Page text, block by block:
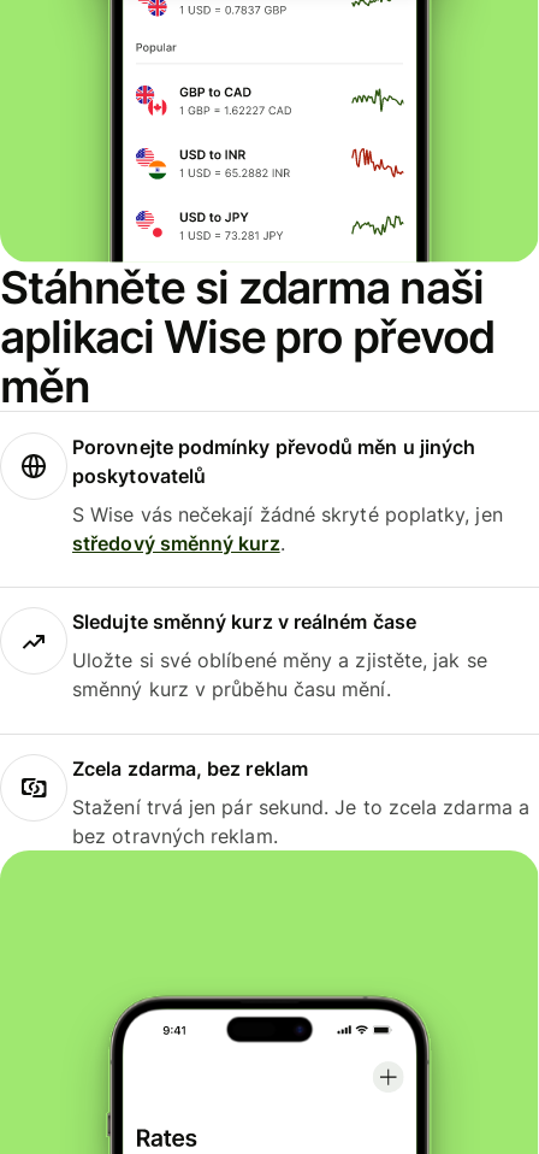
Stáhněte si zdarma naši
aplikaci Wise pro převod
měn
Porovnejte podmínky převodů měn u jiných
poskytovatelů
S Wise vás nečekají žádné skryté poplatky, jen
středový směnný kurz.
Sledujte směnný kurz v reálném čase
Uložte si své oblíbené měny a zjistěte, jak se
směnný kurz v průběhu času mění.
Zcela zdarma, bez reklam
Stažení trvá jen pár sekund. Je to zcela zdarma a
bez otravných reklam.